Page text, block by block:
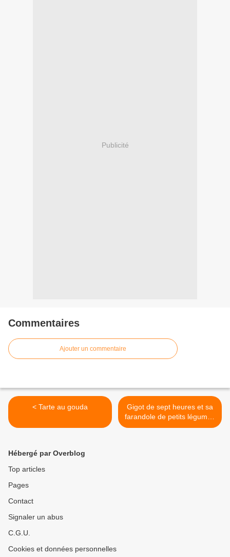
Publicité
Commentaires
Ajouter un commentaire
< Tarte au gouda
Gigot de sept heures et sa
farandole de petits légumes
>
Hébergé par Overblog
Top articles
Pages
Contact
Signaler un abus
C.G.U.
Cookies et données personnelles